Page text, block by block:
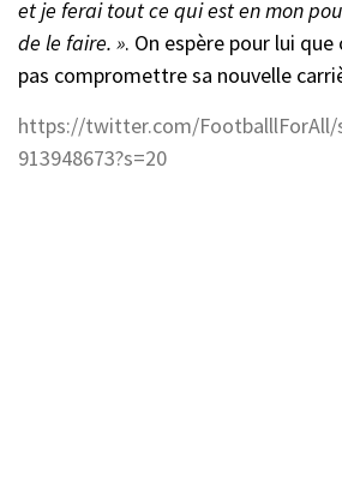
et je ferai tout ce qui est en mon
de le faire. ». On espère pour lui que
pas compromettre sa nouvelle
https://twitter.com/FootballlForAll/
913948673?s=20